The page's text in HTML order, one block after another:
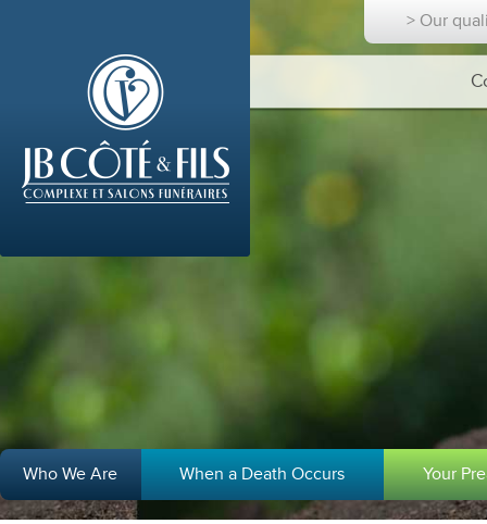
> Our
Who We Are When a Death Occurs Your